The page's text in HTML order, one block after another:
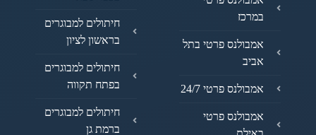
במרכז
אמבולנס פרטי בתל
אביב
אמבולנס פרטי 24/7
אמבולנס פרטי
חיתולים למבוגרים
בראשון לציון
חיתולים למבוגרים
בפתח תקווה
חיתולים למבוגרים
ברמת גן